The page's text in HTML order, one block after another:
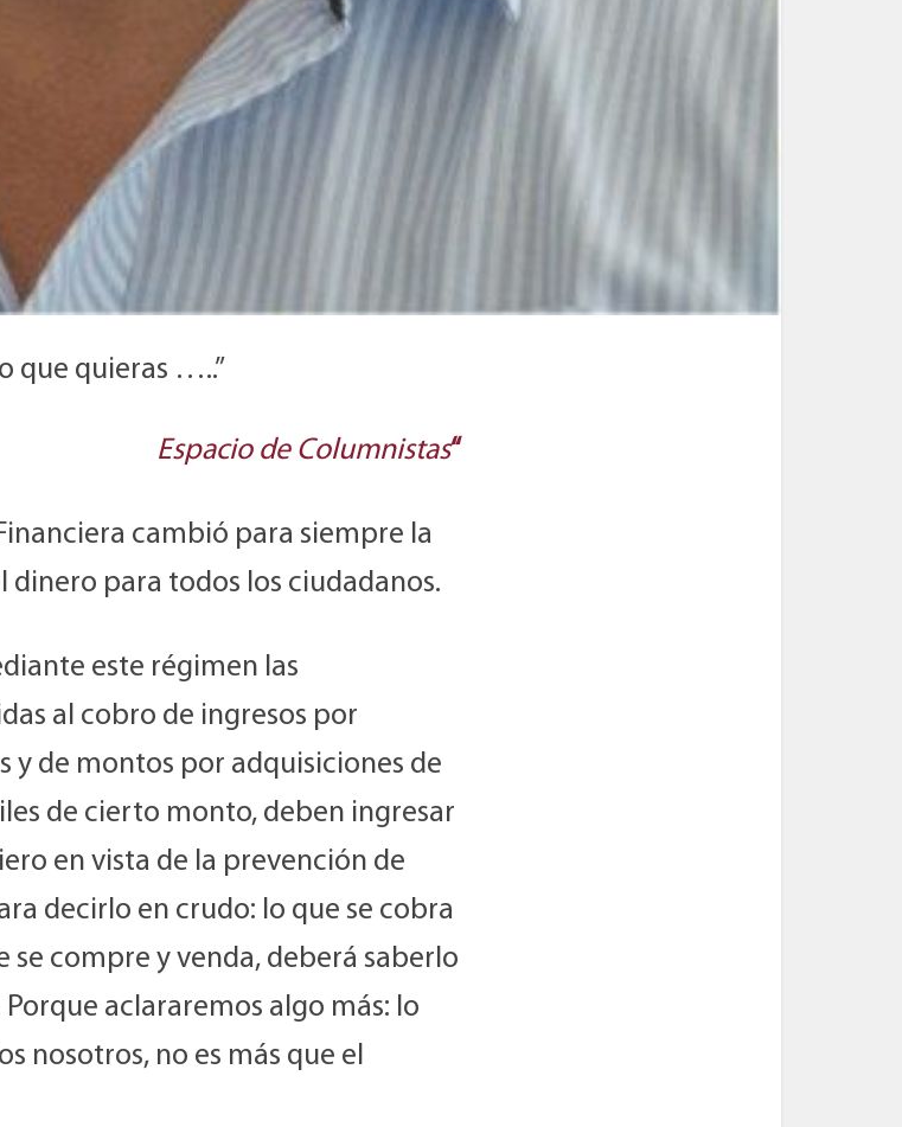
que quieras …..”
Espacio de Columnistas“
cambió para siempre la
dinero para todos los ciudadanos.
este régimen las
al cobro de ingresos por
y de montos por adquisiciones de
de cierto monto, deben ingresar
en vista de la prevención de
decirlo en crudo: lo que se cobra
se compre y venda, deberá saberlo
aclararemos algo más: lo
nosotros, no es más que el